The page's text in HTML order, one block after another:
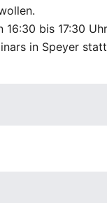
bis 17:30 Uhr
in Speyer